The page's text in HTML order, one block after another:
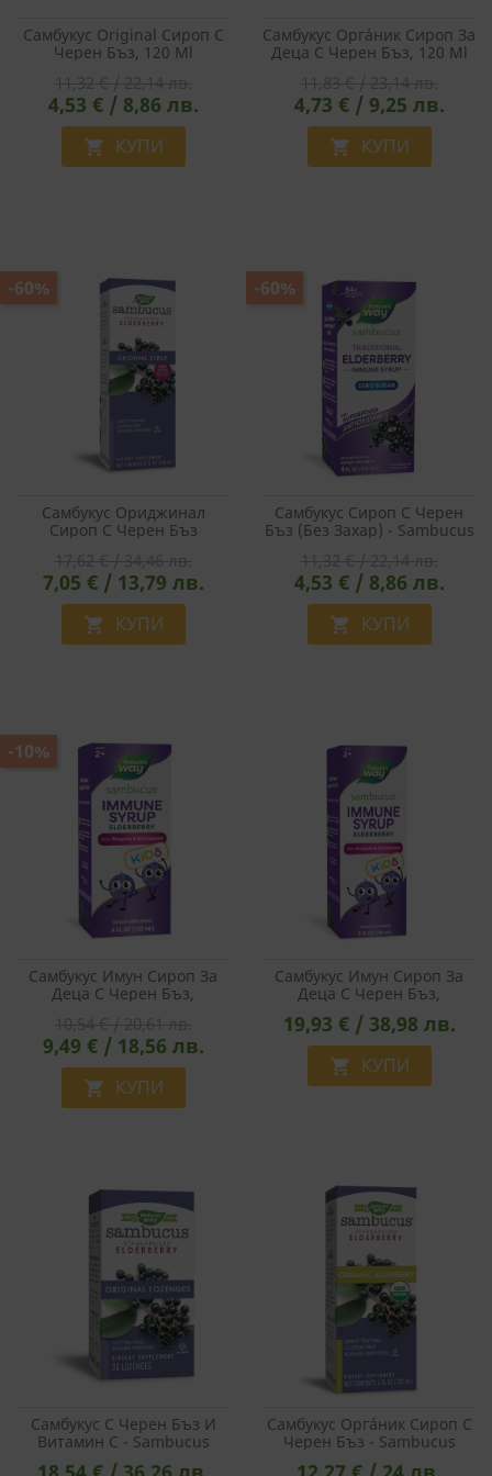
Самбукус Original Сироп С
Черен Бъз, 120 Ml
4,53 € / 8,86 лв.
 КУПИ
Самбукус Оргáник Сироп За
Деца С Черен Бъз, 120 Ml
4,73 € / 9,25 лв.
 КУПИ
Самбукус Ориджинал
Сироп С Черен Бъз
7,05 € / 13,79 лв.
 КУПИ
-60%
Самбукус Сироп С Черен
Бъз (без Захар) - Sambucus
4,53 € / 8,86 лв.
 КУПИ
-60%
Самбукус Имун Сироп За
Деца С Черен Бъз,
9,49 € / 18,56 лв.
 КУПИ
-10%
Самбукус Имун Сироп За
Деца С Черен Бъз,
Ехинацея И Прополис -
Sambucus Immune Syrup
For Kids, 240 Ml
19,93 € / 38,98 лв.
 КУПИ
Самбукус С Черен Бъз И
Витамин С - Sambucus
Original Lozenges, 30
Самбукус Оргáник Сироп С
Черен Бъз - Sambucus
Organic Syrup, 120 Ml